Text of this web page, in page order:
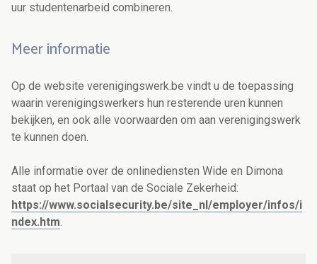
uur studentenarbeid combineren.
Meer informatie
Op de website verenigingswerk.be vindt u de toepassing
waarin verenigingswerkers hun resterende uren kunnen
bekijken, en ook alle voorwaarden om aan verenigingswerk
te kunnen doen.
Alle informatie over de onlinediensten Wide en Dimona
staat op het Portaal van de Sociale Zekerheid:
https://www.socialsecurity.be/site_nl/employer/infos/i
ndex.htm.